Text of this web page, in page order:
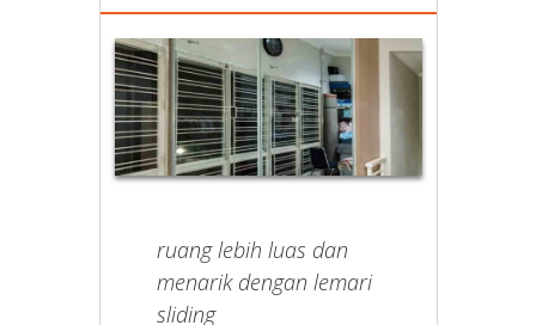
ruang lebih luas dan
menarik dengan lemari
sliding